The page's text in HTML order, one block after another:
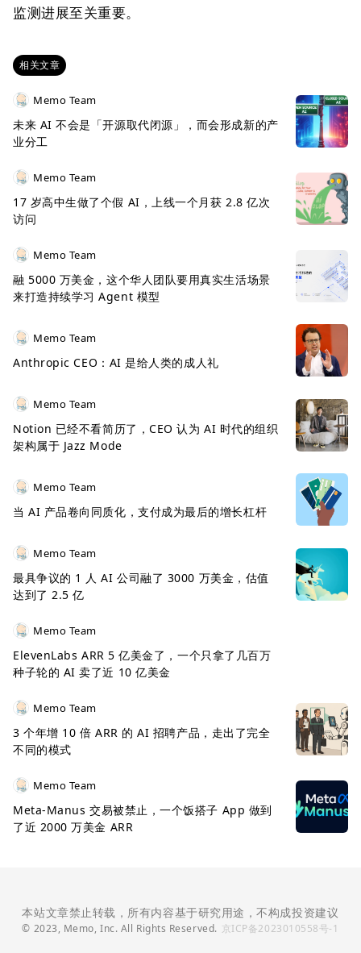
监测进展至关重要。
相关文章
Memo Team
未来 AI 不会是「开源取代闭源」，而会形成新的产
业分工
Memo Team
17 岁高中生做了个假 AI，上线一个月获 2.8 亿次
访问
Memo Team
融 5000 万美金，这个华人团队要用真实生活场景
来打造持续学习 Agent 模型
Memo Team
Anthropic CEO：AI 是给人类的成人礼
Memo Team
Notion 已经不看简历了，CEO 认为 AI 时代的组织
架构属于 Jazz Mode
Memo Team
当 AI 产品卷向同质化，支付成为最后的增长杠杆
Memo Team
最具争议的 1 人 AI 公司融了 3000 万美金，估值
达到了 2.5 亿
Memo Team
ElevenLabs ARR 5 亿美金了，一个只拿了几百万
种子轮的 AI 卖了近 10 亿美金
Memo Team
3 个年增 10 倍 ARR 的 AI 招聘产品，走出了完全
不同的模式
Memo Team
Meta-Manus 交易被禁止，一个饭搭子 App 做到
了近 2000 万美金 ARR
本站文章禁止转载，所有内容基于研究用途，不构成投资建议
© 2023, Memo, Inc. All Rights Reserved. 京ICP备2023010558号-1